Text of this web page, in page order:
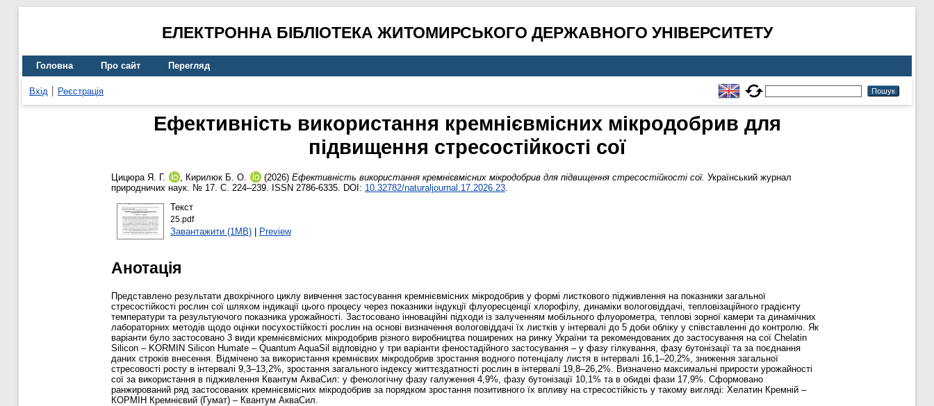
ЕЛЕКТРОННА БІБЛІОТЕКА ЖИТОМИРСЬКОГО ДЕРЖАВНОГО УНІВЕРСИТЕТУ
Головна Про сайт Перегляд
Вхід Реєстрація
Ефективність використання кремнієвмісних мікродобрив для
підвищення стресостійкості сої
Цицюра Я. Г. , Кирилюк Б. О. (2026) Ефективність використання кремнієвмісних мікродобрив для підвищення стресостійкості сої. Український журнал
природничих наук. № 17. С. 224–239. ISSN 2786-6335. DOI: 10.32782/naturaljournal.17.2026.23.
Текст
25.pdf
Завантажити (1MB)| Preview
Анотація
Представлено результати двохрічного циклу вивчення застосування кремнієвмісних мікродобрив у формі листкового підживлення на показники загальної
стресостійкості рослин сої шляхом індикації цього процесу через показники індукції флуоресценції хлорофілу, динаміки вологовіддачі, тепловізаційного градієнту
температури та результуючого показника урожайності. Застосовано інноваційні підходи із залученням мобільного флуорометра, теплові зорної камери та динамічних
лабораторних методів щодо оцінки посухостійкості рослин на основі визначення вологовіддачі їх листків у інтервалі до 5 доби обліку у співставленні до контролю. Як
варіанти було застосовано 3 види кремнієвмісних мікродобрив різного виробництва поширених на ринку України та рекомендованих до застосування на сої Chelatin
Silicon – KORMIN Silicon Humate – Quantum AquaSil відповідно у три варіанти феностадійного застосування – у фазу гілкування, фазу бутонізації та за поєднання
даних строків внесення. Відмічено за використання кремнієвих мікродобрив зростання водного потенціалу листя в інтервалі 16,1–20,2%, зниження загальної
стресовості росту в інтервалі 9,3–13,2%, зростання загального індексу життєздатності рослин в інтервалі 19,8–26,2%. Визначено максимальні прирости урожайності
сої за використання в підживлення Квантум АкваСил: у фенологічну фазу галуження 4,9%, фазу бутонізації 10,1% та в обидві фази 17,9%. Сформовано
ранжирований ряд застосованих кремнієвмісних мікродобрив за порядком зростання позитивного їх впливу на стресостійкість у такому вигляді: Хелатин Кремній –
КОРМІН Кремнієвий (Гумат) – Квантум АкваСил.